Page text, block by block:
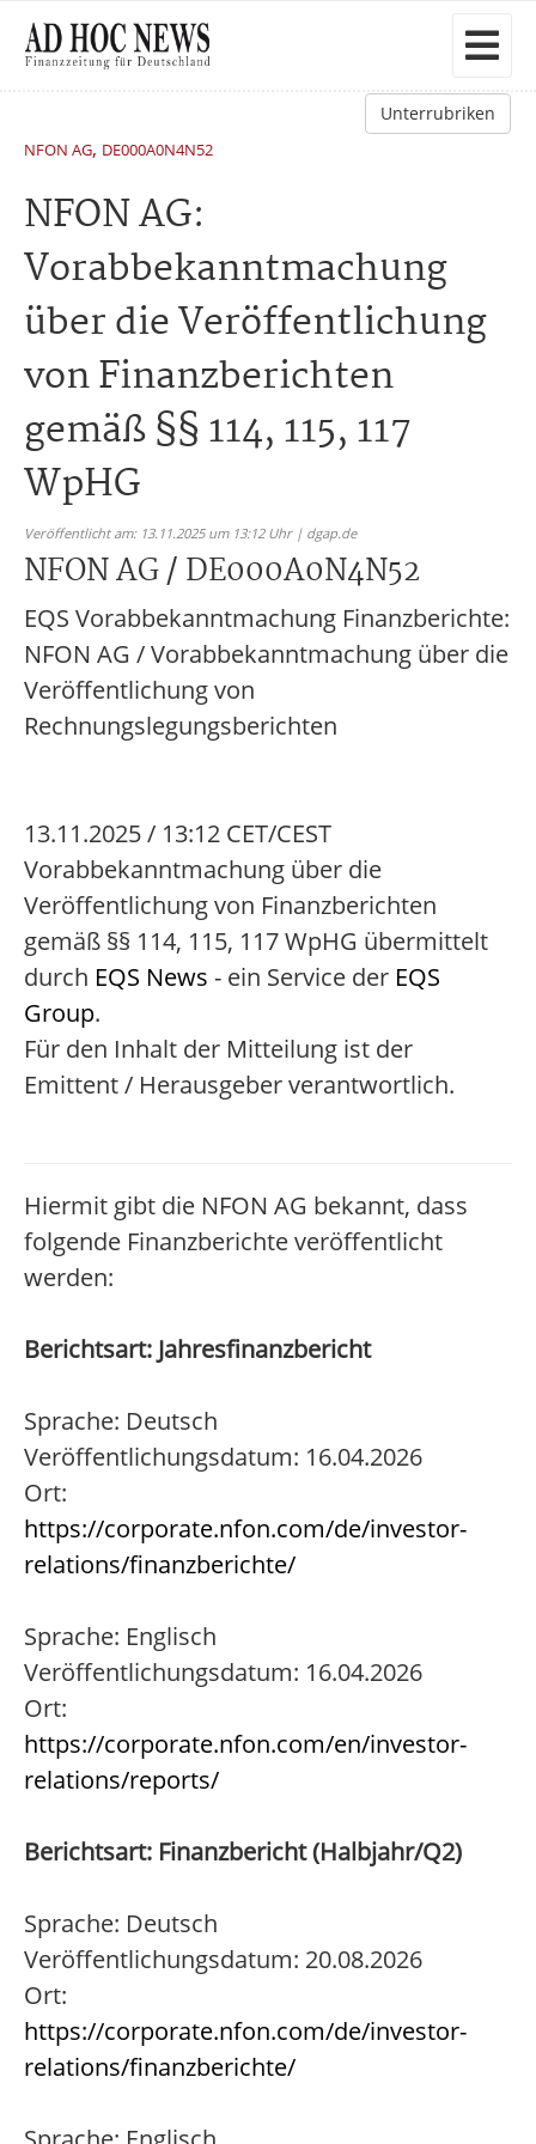
Unterrubriken
NFON AG, DE000A0N4N52
NFON AG:
Vorabbekanntmachung
über die Veröffentlichung
von Finanzberichten
gemäß §§ 114, 115, 117
WpHG
Veröffentlicht am: 13.11.2025 um 13:12 Uhr | dgap.de
NFON AG / DE000A0N4N52
EQS Vorabbekanntmachung Finanzberichte:
NFON AG / Vorabbekanntmachung über die
Veröffentlichung von
Rechnungslegungsberichten
13.11.2025 / 13:12 CET/CEST
Vorabbekanntmachung über die
Veröffentlichung von Finanzberichten
gemäß §§ 114, 115, 117 WpHG übermittelt
durch EQS News - ein Service der EQS
Group.
Für den Inhalt der Mitteilung ist der
Emittent / Herausgeber verantwortlich.
Hiermit gibt die NFON AG bekannt, dass
folgende Finanzberichte veröffentlicht
werden:
Berichtsart: Jahresfinanzbericht
Sprache: Deutsch
Veröffentlichungsdatum: 16.04.2026
Ort:
https://corporate.nfon.com/de/investor-
relations/finanzberichte/
Sprache: Englisch
Veröffentlichungsdatum: 16.04.2026
Ort:
https://corporate.nfon.com/en/investor-
relations/reports/
Berichtsart: Finanzbericht (Halbjahr/Q2)
Sprache: Deutsch
Veröffentlichungsdatum: 20.08.2026
Ort:
https://corporate.nfon.com/de/investor-
relations/finanzberichte/